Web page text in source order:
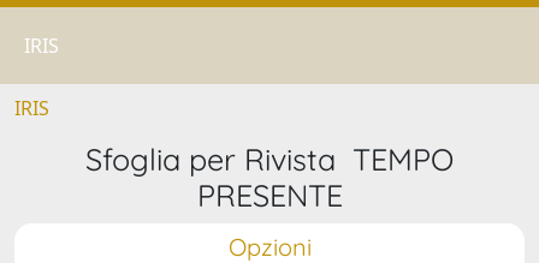
IRIS
IRIS
Sfoglia per Rivista TEMPO
PRESENTE
Opzioni